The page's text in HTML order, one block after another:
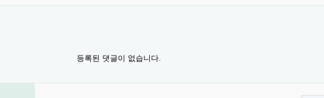
등록된 댓글이 없습니다.